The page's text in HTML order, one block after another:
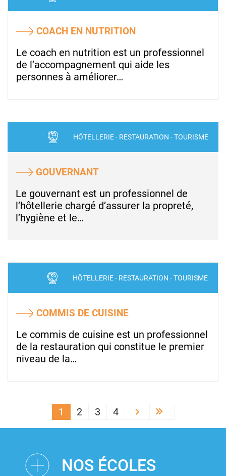
COACH EN NUTRITION
Le coach en nutrition est un professionnel
de l’accompagnement qui aide les
personnes à améliorer…
GOUVERNANT
HÔTELLERIE - RESTAURATION - TOURISME
Le gouvernant est un professionnel de
l’hôtellerie chargé d’assurer la propreté,
l’hygiène et le…
COMMIS DE CUISINE
HÔTELLERIE - RESTAURATION - TOURISME
Le commis de cuisine est un professionnel
de la restauration qui constitue le premier
niveau de la…
PAGINATION
1 2 3 4 ››
NOS ÉCOLES